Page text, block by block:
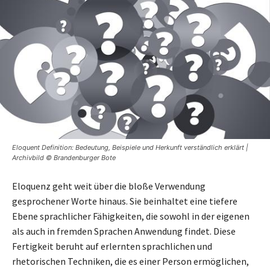
Eloquent Definition: Bedeutung, Beispiele und Herkunft verständlich erklärt |
Archivbild © Brandenburger Bote
Eloquenz geht weit über die bloße Verwendung
gesprochener Worte hinaus. Sie beinhaltet eine tiefere
Ebene sprachlicher Fähigkeiten, die sowohl in der eigenen
als auch in fremden Sprachen Anwendung findet. Diese
Fertigkeit beruht auf erlernten sprachlichen und
rhetorischen Techniken, die es einer Person ermöglichen,